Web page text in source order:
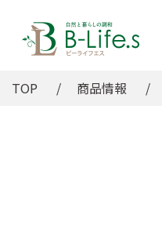
TOP 商品情報